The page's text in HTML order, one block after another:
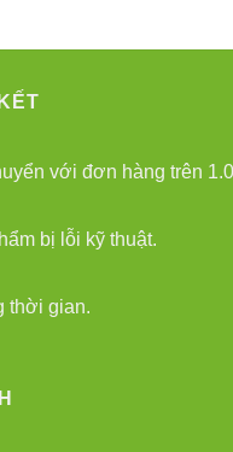
với đơn hàng trên
bị lỗi kỹ thuật.
thời gian.